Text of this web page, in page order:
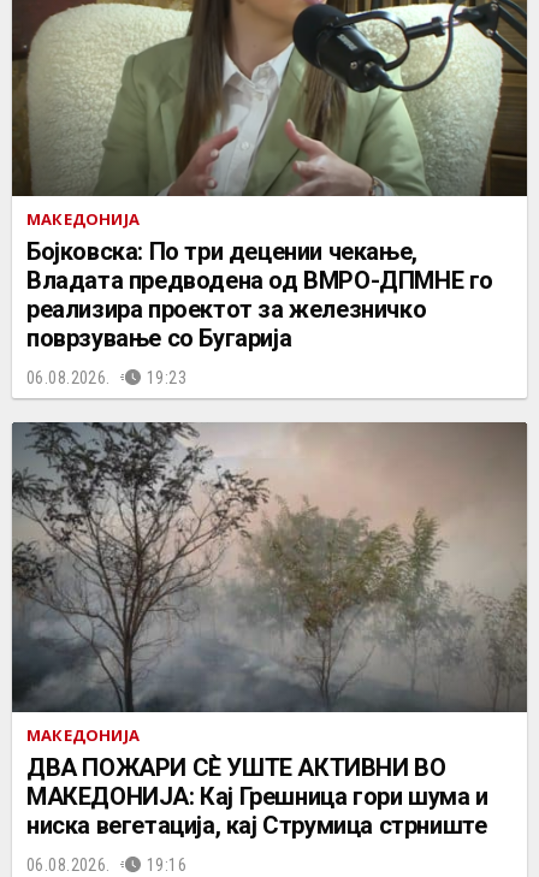
МАКЕДОНИЈА
Бојковска: По три децении чекање,
Владата предводена од ВМРО-ДПМНЕ го
реализира проектот за железничко
поврзување со Бугарија
06.08.2026. 19:23
МАКЕДОНИЈА
ДВА ПОЖАРИ СÈ УШТЕ АКТИВНИ ВО
МАКЕДОНИЈА: Кај Грешница гори шума и
ниска вегетација, кај Струмица стрниште
06.08.2026. 19:16